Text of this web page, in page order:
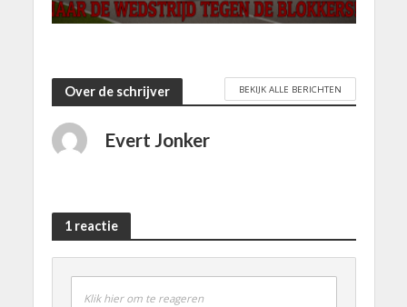
Over de schrijver BEKIJK ALLE BERICHTEN
Evert Jonker
1 reactie
Klik hier om te reageren